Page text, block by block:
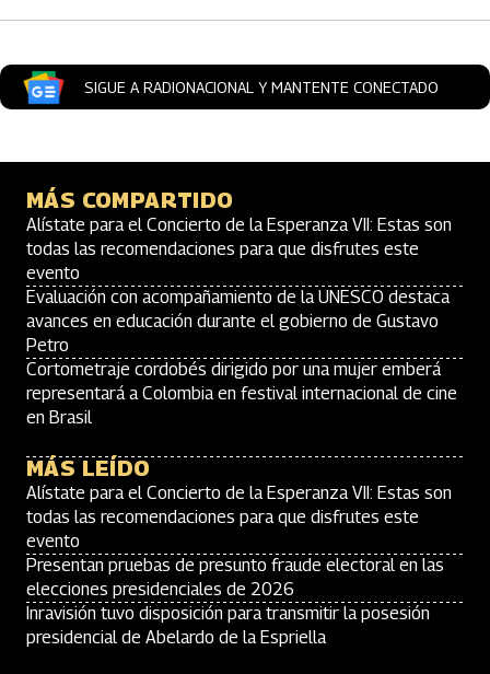
SIGUE A RADIONACIONAL Y MANTENTE CONECTADO
MÁS COMPARTIDO
Alístate para el Concierto de la Esperanza VII: Estas son
todas las recomendaciones para que disfrutes este
evento
Evaluación con acompañamiento de la UNESCO destaca
avances en educación durante el gobierno de Gustavo
Petro
Cortometraje cordobés dirigido por una mujer emberá
representará a Colombia en festival internacional de cine
en Brasil
MÁS LEÍDO
Alístate para el Concierto de la Esperanza VII: Estas son
todas las recomendaciones para que disfrutes este
evento
Presentan pruebas de presunto fraude electoral en las
elecciones presidenciales de 2026
Inravisión tuvo disposición para transmitir la posesión
presidencial de Abelardo de la Espriella